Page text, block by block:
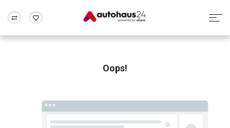
Rund um die Inzahlungnahme
Oops!